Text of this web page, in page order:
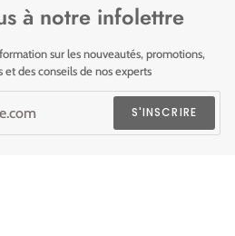
à notre infolettre
sur les nouveautés, promotions,
et des conseils de nos experts
S'INSCRIRE